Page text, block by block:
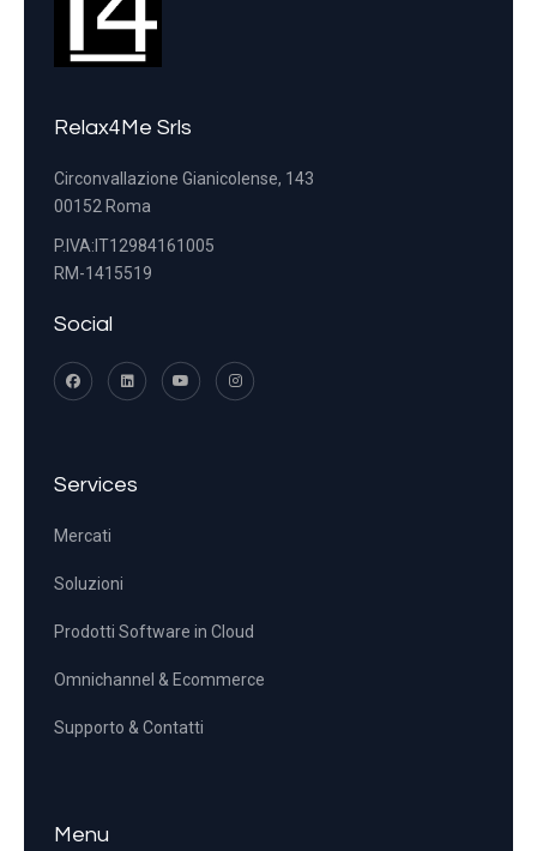
Relax4Me Srls
Circonvallazione Gianicolense, 143
00152 Roma
P.IVA:IT12984161005
RM-1415519
Social
Services
Mercati
Soluzioni
Prodotti Software in Cloud
Omnichannel & Ecommerce
Supporto & Contatti
Menu